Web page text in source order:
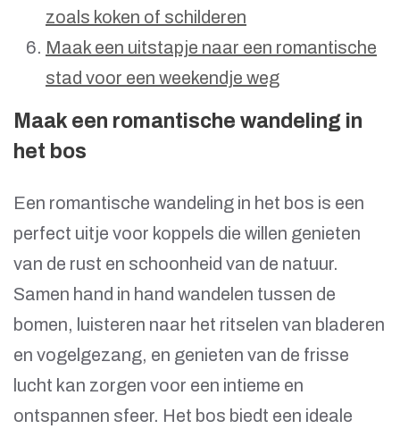
zoals koken of schilderen
Maak een uitstapje naar een romantische
stad voor een weekendje weg
Maak een romantische wandeling in
het bos
Een romantische wandeling in het bos is een
perfect uitje voor koppels die willen genieten
van de rust en schoonheid van de natuur.
Samen hand in hand wandelen tussen de
bomen, luisteren naar het ritselen van bladeren
en vogelgezang, en genieten van de frisse
lucht kan zorgen voor een intieme en
ontspannen sfeer. Het bos biedt een ideale